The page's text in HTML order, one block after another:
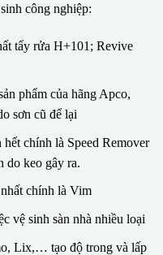
công nghiệp:
tẩy rửa H+101; Revive
phẩm của hãng Apco,
sơn cũ để lại
chính là Speed Remover
do keo gây ra.
chính là Vim
vệ sinh sàn nhà nhiều loại
Lix,… tạo độ trong và lấp